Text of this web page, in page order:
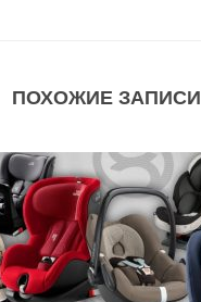
ПОХОЖИЕ ЗАПИСИ